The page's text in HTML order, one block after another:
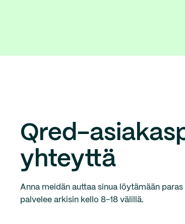
Qred-
yhteyttä
Anna meidän auttaa sinua löytämään
palvelee arkisin kello 8-18 välillä.